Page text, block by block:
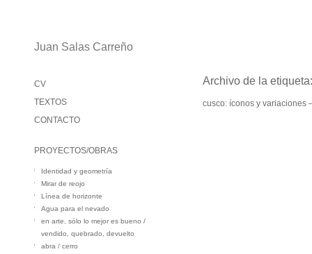
Juan Salas Carreño
CV
TEXTOS
CONTACTO
PROYECTOS/OBRAS
Identidad y geometría
Mirar de reojo
Línea de horizonte
Agua para el nevado
en arte, sólo lo mejor es bueno /
vendido, quebrado, devuelto
abra / cerro
Archivo de la
cusco: íconos y variaciones